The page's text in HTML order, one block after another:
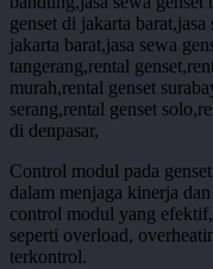
Control modul pada
dalam menjaga kinerja
control modul yang
seperti overload,
terkontrol.